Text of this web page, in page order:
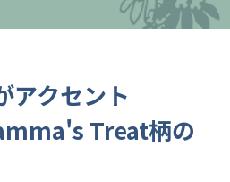
アクセント
Treat柄の